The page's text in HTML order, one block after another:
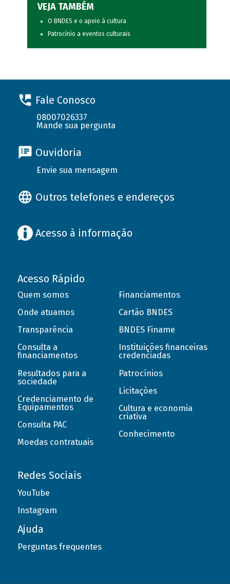
VEJA TAMBÉM
O BNDES e o apoio à cultura
Patrocínio a eventos culturais
Fale Conosco
08007026337
Mande sua pergunta
Ouvidoria
Envie sua mensagem
Outros telefones e endereços
Acesso à informação
Acesso Rápido
Quem somos
Onde atuamos
Transparência
Consulta a
financiamentos
Resultados para a
sociedade
Credenciamento de
Equipamentos
Consulta PAC
Moedas contratuais
Financiamentos
Cartão BNDES
BNDES Finame
Instituições financeiras
credenciadas
Patrocínios
Licitações
Cultura e economia
criativa
Conhecimento
Redes Sociais
YouTube
Instagram
Ajuda
Perguntas frequentes